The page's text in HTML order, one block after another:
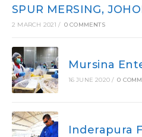
SPUR MERSING,
2 MARCH 2021 / 0 COMMENTS
Mursina
16 JUNE 2020 / 0
Inderapura